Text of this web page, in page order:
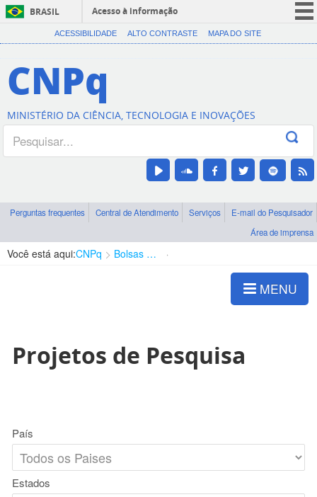
BRASIL
Acesso à informação
CORONAVÍRUS (COVID-19)
Canais
ACESSIBILIDADE ALTO CONTRASTE MAPA DO SITE
CNPq
MINISTÉRIO DA CIÊNCIA, TECNOLOGIA E INOVAÇÕES
Perguntas frequentes Central de Atendimento Serviços
E-mail do Pesquisador
Área de imprensa
Você está aqui:CNPq Bolsas e Auxílios Vigentes
MENU
Projetos de Pesquisa
País
Estados